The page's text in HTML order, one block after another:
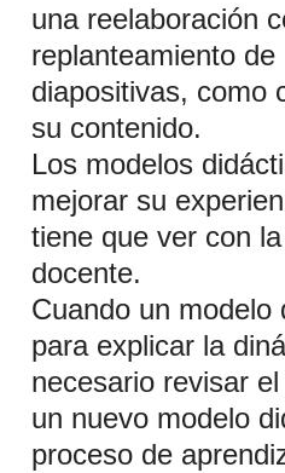
una reelaboración
replanteamiento
diapositivas, como
su contenido.
Los modelos
mejorar su
tiene que ver con
docente.
Cuando un
para explicar la
necesario revisar
un nuevo modelo
proceso de